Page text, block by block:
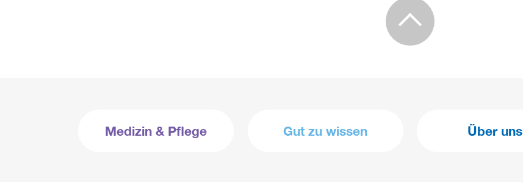
Medizin & Pflege Gut zu wissen Über uns